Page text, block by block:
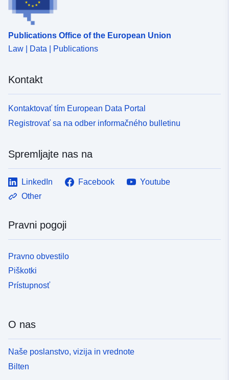
Publications Office of the European Union
Law | Data | Publications
Kontakt
Kontaktovať tím European Data Portal
Registrovať sa na odber informačného bulletinu
Spremljajte nas na
LinkedIn Facebook
Youtube
Other
Pravni pogoji
Pravno obvestilo
Piškotki
Prístupnosť
O nas
Naše poslanstvo, vizija in vrednote
Bilten